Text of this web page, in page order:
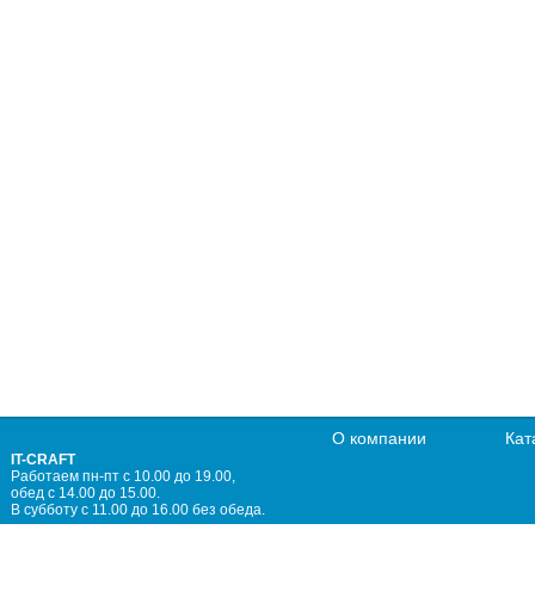
IT-CRAFT
Работаем пн-пт с 10.00 до 19.00,
обед с 14.00 до 15.00.
В субботу с 11.00 до 16.00 без обеда.
О компании